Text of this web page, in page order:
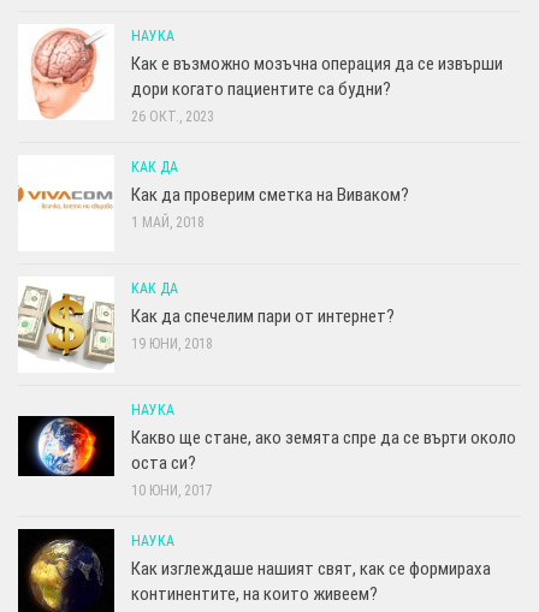
НАУКА
Как е възможно мозъчна операция да се извърши
дори когато пациентите са будни?
26 ОКТ., 2023
КАК ДА
Как да проверим сметка на Виваком?
1 МАЙ, 2018
КАК ДА
Как да спечелим пари от интернет?
19 ЮНИ, 2018
НАУКА
Какво ще стане, ако земята спре да се върти около
оста си?
10 ЮНИ, 2017
НАУКА
Как изглеждаше нашият свят, как се формираха
континентите, на които живеем?